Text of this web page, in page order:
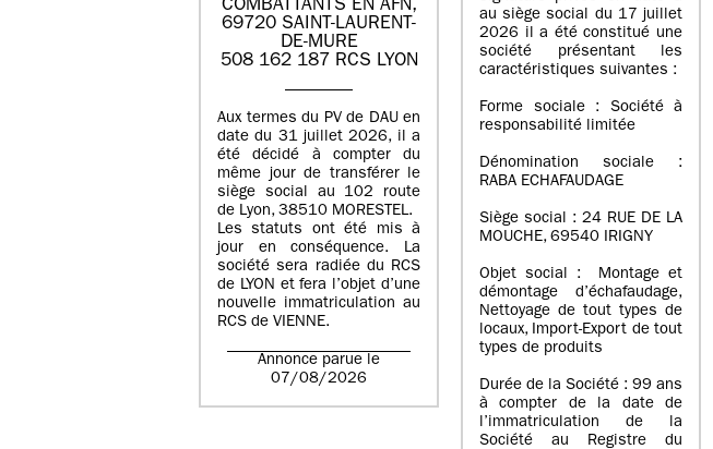
COMBATTANTS EN AFN,
69720 SAINT-LAURENT-
DE-MURE
508 162 187 RCS LYON
Aux termes du PV de DAU en
date du 31 juillet 2026, il a
été décidé à compter du
même jour de transférer le
siège social au 102 route
de Lyon, 38510 MORESTEL.
Les statuts ont été mis à
jour en conséquence. La
société sera radiée du RCS
de LYON et fera l’objet d’une
nouvelle immatriculation au
RCS de VIENNE.
Annonce parue le
07/08/2026
au siège social du 17 juillet
2026 il a été constitué une
société présentant les
caractéristiques suivantes :
Forme sociale : Société à
responsabilité limitée
Dénomination sociale :
RABA ECHAFAUDAGE
Siège social : 24 RUE DE LA
MOUCHE, 69540 IRIGNY
Objet social : Montage et
démontage d’échafaudage,
Nettoyage de tout types de
locaux, Import-Export de tout
types de produits
Durée de la Société : 99 ans
à compter de la date de
l’immatriculation de la
Société au Registre du